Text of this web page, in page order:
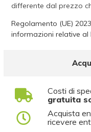
differente dal prezzo
Regolamento (UE)
informazioni relative al
Costi di
gratuita
Acquista
ricevere